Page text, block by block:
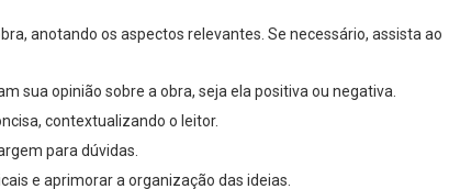
anotando os aspectos relevantes. Se necessário, assista ao
sua opinião sobre a obra, seja ela positiva ou negativa.
contextualizando o leitor.
para dúvidas.
e aprimorar a organização das ideias.